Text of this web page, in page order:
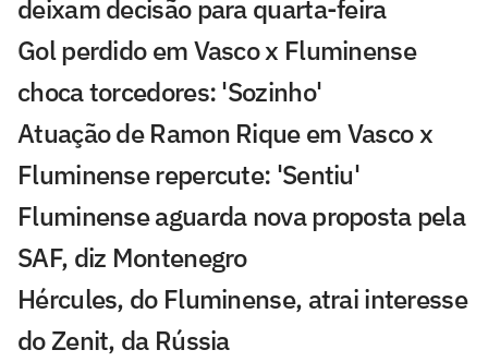
deixam decisão para quarta-feira
Gol perdido em Vasco x Fluminense
choca torcedores: 'Sozinho'
Atuação de Ramon Rique em Vasco x
Fluminense repercute: 'Sentiu'
Fluminense aguarda nova proposta pela
SAF, diz Montenegro
Hércules, do Fluminense, atrai interesse
do Zenit, da Rússia